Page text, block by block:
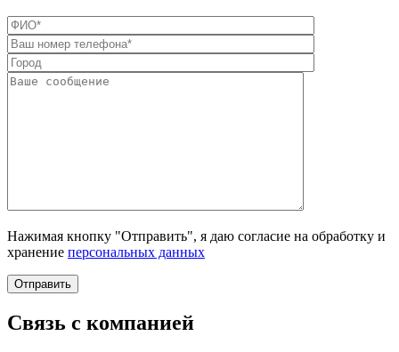
Нажимая кнопку "Отправить", я даю согласие на обработку и
хранение персональных данных
Отправить
Связь с компанией